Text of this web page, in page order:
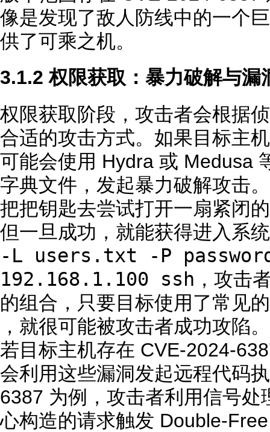
像是发现了敌人防线中的一个
供了可乘之机。
3.1.2 权限获取：暴力破解与漏
权限获取阶段，攻击者会根据
合适的攻击方式。如果目标主
可能会使用 Hydra 或 Medusa
字典文件，发起暴力破解攻击
把把钥匙去尝试打开一扇紧闭
但一旦成功，就能获得进入系
-L users.txt -P
192.168.1.100 ssh ，攻击
的组合，只要目标使用了常见
，就很可能被攻击者成功攻陷。
若目标主机存在 CVE-2024-
会利用这些漏洞发起远程代码
6387 为例，攻击者利用信号
心构造的请求触发 Double-